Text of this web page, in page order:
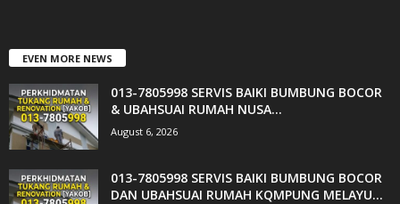
EVEN MORE NEWS
013-7805998 SERVIS BAIKI BUMBUNG BOCOR
& UBAHSUAI RUMAH NUSA...
August 6, 2026
013-7805998 SERVIS BAIKI BUMBUNG BOCOR
DAN UBAHSUAI RUMAH KQMPUNG MELAYU...